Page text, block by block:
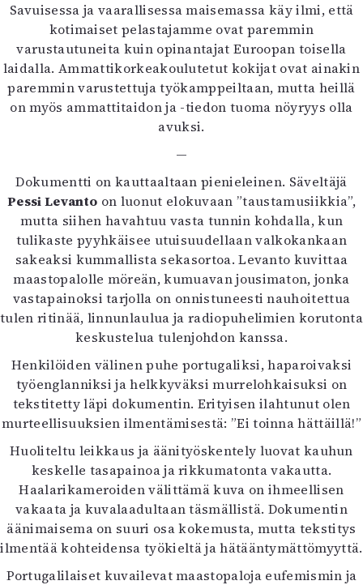
Savuisessa ja vaarallisessa maisemassa käy ilmi, että
kotimaiset pelastajamme ovat paremmin
varustautuneita kuin opinantajat Euroopan toisella
laidalla. Ammattikorkeakoulutetut kokijat ovat ainakin
paremmin varustettuja työkamppeiltaan, mutta heillä
on myös ammattitaidon ja -tiedon tuoma nöyryys olla
avuksi.
—
Dokumentti on kauttaaltaan pienieleinen. Säveltäjä
Pessi Levanto on luonut elokuvaan ”taustamusiikkia”,
mutta siihen havahtuu vasta tunnin kohdalla, kun
tulikaste pyyhkäisee utuisuudellaan valkokankaan
sakeaksi kummallista sekasortoa. Levanto kuvittaa
maastopalolle möreän, kumuavan jousimaton, jonka
vastapainoksi tarjolla on onnistuneesti nauhoitettua
tulen ritinää, linnunlaulua ja radiopuhelimien korutonta
keskustelua tulenjohdon kanssa.
Henkilöiden välinen puhe portugaliksi, haparoivaksi
työenglanniksi ja helkkyväksi murrelohkaisuksi on
tekstitetty läpi dokumentin. Erityisen ilahtunut olen
murteellisuuksien ilmentämisestä: ”Ei toinna hättäillä!”
Huoliteltu leikkaus ja äänityöskentely luovat kauhun
keskelle tasapainoa ja rikkumatonta vakautta.
Haalarikameroiden välittämä kuva on ihmeellisen
vakaata ja kuvalaadultaan täsmällistä. Dokumentin
äänimaisema on suuri osa kokemusta, mutta tekstitys
ilmentää kohteidensa työkieltä ja hätääntymättömyyttä.
Portugalilaiset kuvailevat maastopaloja eufemismin ja